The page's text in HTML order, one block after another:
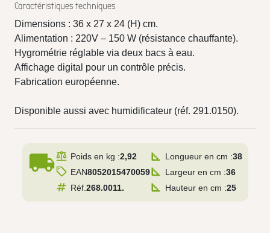
Caractéristiques techniques
Dimensions : 36 x 27 x 24 (H) cm.
Alimentation : 220V – 150 W (résistance chauffante).
Hygrométrie réglable via deux bacs à eau.
Affichage digital pour un contrôle précis.
Fabrication européenne.
Disponible aussi avec humidificateur (réf. 291.0150).
local_shipping Poids en kg :2,92
EAN8052015470059
Réf. 268.0011.
Longueur en cm :38
Largeur en cm :36
Hauteur en cm :25